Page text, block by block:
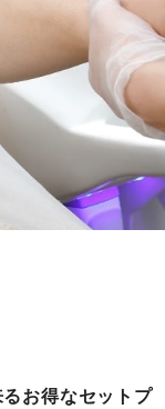
お得なセットプ